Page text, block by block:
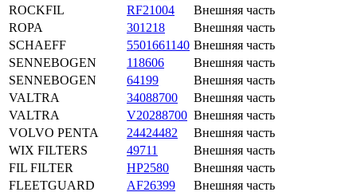
ROCKFIL
RF21004
Внешняя часть
ROPA
301218
Внешняя часть
SCHAEFF
5501661140 Внешняя часть
SENNEBOGEN
118606
Внешняя часть
SENNEBOGEN
64199
Внешняя часть
VALTRA
34088700
Внешняя часть
VALTRA
V20288700 Внешняя часть
VOLVO PENTA
24424482
Внешняя часть
WIX FILTERS
49711
Внешняя часть
FIL FILTER
HP2580
Внешняя часть
FLEETGUARD
AF26399
Внешняя часть